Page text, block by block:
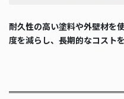
耐久性の高い塗料や外壁材を
度を減らし、長期的なコスト